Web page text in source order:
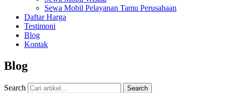
Sewa Mobil Pelayanan Tamu Perusahaan
Daftar Harga
Testimoni
Blog
Kontak
Blog
Search Search